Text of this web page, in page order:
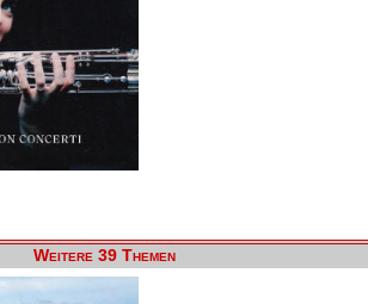
Weitere 39 Themen